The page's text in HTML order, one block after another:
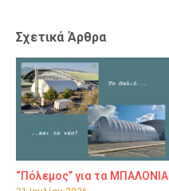
Σχετικά Άρθρα
“Πόλεμος” για τα ΜΠΑΛΟΝΙΑ